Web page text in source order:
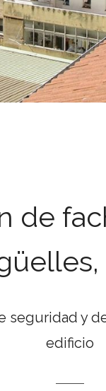
de
seguridad y
edificio